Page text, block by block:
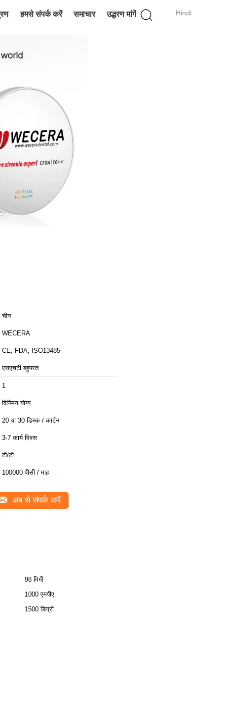
Hindi
हमसे संपर्क करें समाचार उद्धरण मांगें
चीन
WECERA
CE, FDA, ISO13485
एसएचटी बहुपरत
1
विनिमय योग्य
20 या 30 डिस्क / कार्टन
3-7 कार्य दिवस
टी/टी
100000 पीसी / माह
अब से संपर्क करें
98 मिमी
1000 एमपीए
1500 डिग्री